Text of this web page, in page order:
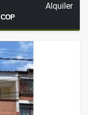
Alquiler
COP